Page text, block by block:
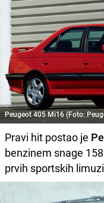
Peugeot 405 Mi16 (Foto:
Pravi hit postao je
benzinem snage
prvih sportskih